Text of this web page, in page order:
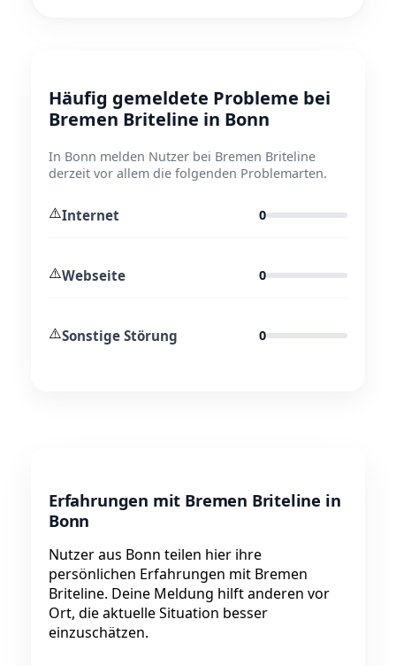
Häufig gemeldete Probleme bei
Bremen Briteline in Bonn
In Bonn melden Nutzer bei Bremen Briteline
derzeit vor allem die folgenden Problemarten.
⚠️Internet 0
⚠️Webseite 0
⚠️Sonstige Störung 0
Erfahrungen mit Bremen Briteline in
Bonn
Nutzer aus Bonn teilen hier ihre
persönlichen Erfahrungen mit Bremen
Briteline. Deine Meldung hilft anderen vor
Ort, die aktuelle Situation besser
einzuschätzen.